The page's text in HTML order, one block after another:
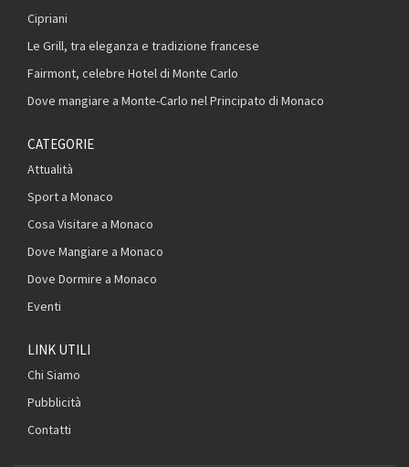
Cipriani
Le Grill, tra eleganza e tradizione francese
Fairmont, celebre Hotel di Monte Carlo
Dove mangiare a Monte-Carlo nel Principato di Monaco
CATEGORIE
Attualità
Sport a Monaco
Cosa Visitare a Monaco
Dove Mangiare a Monaco
Dove Dormire a Monaco
Eventi
LINK UTILI
Chi Siamo
Pubblicità
Contatti